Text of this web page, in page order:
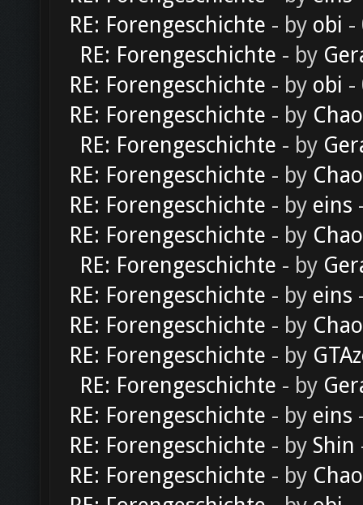
RE: Forengeschichte - by obi -
RE: Forengeschichte - by
RE: Forengeschichte - by obi -
RE: Forengeschichte - by
RE: Forengeschichte - by
RE: Forengeschichte - by
RE: Forengeschichte - by eins
RE: Forengeschichte - by
RE: Forengeschichte - by
RE: Forengeschichte - by eins
RE: Forengeschichte - by
RE: Forengeschichte - by
RE: Forengeschichte - by
RE: Forengeschichte - by eins
RE: Forengeschichte - by Shin
RE: Forengeschichte - by